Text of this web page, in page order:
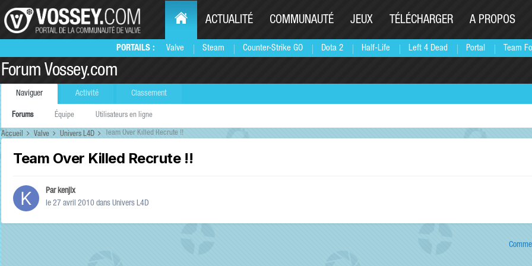
PORTAILS : Valve Steam Counter-Strike GO Dota 2 Half-Life Left 4 Dead Portal Team
ACTUALITÉ COMMUNAUTÉ JEUX TÉLÉCHARGER A PROPOS
Forum Vossey.com
Naviguer
Forums Équipe Utilisateurs en ligne
Activité Classement
Accueil Valve Univers L4D Team Over Killed Recrute !!
Team Over Killed Recrute !!
Parkenjix
le 27 avril 2010 dans Univers L4D